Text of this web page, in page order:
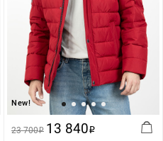
New!
23 700i 13 840i